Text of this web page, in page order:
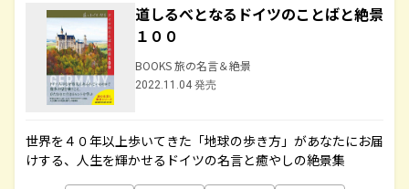
道しるべとなるドイツのことばと絶景
１００
BOOKS 旅の名言＆絶景
2022.11.04 発売
世界を４０年以上歩いてきた「地球の歩き方」があなたにお届
けする、人生を輝かせるドイツの名言と癒やしの絶景集